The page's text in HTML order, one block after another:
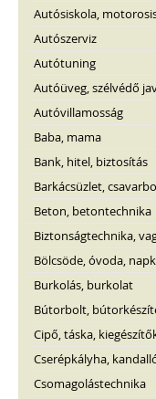
Autósiskola,
Autószerviz
Autótuning
Autóüveg, szélvédő
Autóvillamosság
Baba, mama
Bank, hitel, biztosítás
Barkácsüzlet,
Beton, betontechnika
Biztonságtechnika,
Bölcsöde, óvoda,
Burkolás, burkolat
Bútorbolt,
Cipő, táska,
Cserépkályha,
Csomagolástechnika